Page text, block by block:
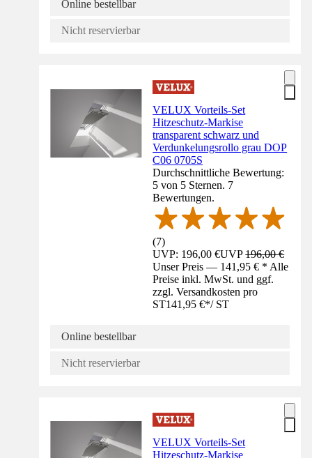
Online bestellbar
Nicht reservierbar
VELUX Vorteils-Set
Hitzeschutz-Markise
transparent schwarz und
Verdunkelungsrollo grau DOP
C06 0705S
Durchschnittliche Bewertung:
5 von 5 Sternen. 7
Bewertungen.
(7)
UVP: 196,00 €UVP196,00 €
Unser Preis — 141,95 € * Alle
Preise inkl. MwSt. und ggf.
zzgl. Versandkosten pro
ST141,95 €*/ ST
Online bestellbar
Nicht reservierbar
VELUX Vorteils-Set
Hitzeschutz-Markise